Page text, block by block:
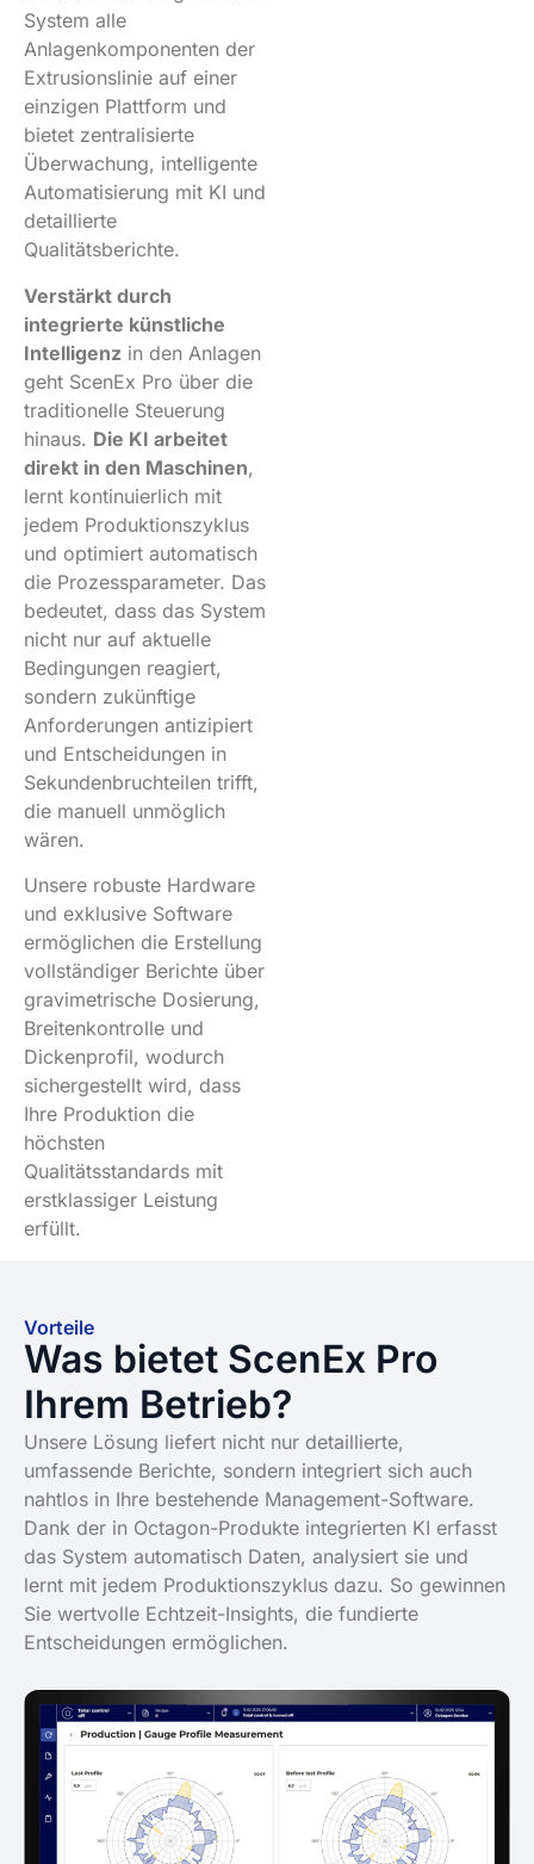
System alle
Anlagenkomponenten der
Extrusionslinie auf einer
einzigen Plattform und
bietet zentralisierte
Überwachung, intelligente
Automatisierung mit KI und
detaillierte
Qualitätsberichte.
Verstärkt durch
integrierte künstliche
Intelligenz in den Anlagen
geht ScenEx Pro über die
traditionelle Steuerung
hinaus. Die KI arbeitet
direkt in den Maschinen,
lernt kontinuierlich mit
jedem Produktionszyklus
und optimiert automatisch
die Prozessparameter. Das
bedeutet, dass das System
nicht nur auf aktuelle
Bedingungen reagiert,
sondern zukünftige
Anforderungen antizipiert
und Entscheidungen in
Sekundenbruchteilen trifft,
die manuell unmöglich
wären.
Unsere robuste Hardware
und exklusive Software
ermöglichen die Erstellung
vollständiger Berichte über
gravimetrische Dosierung,
Breitenkontrolle und
Dickenprofil, wodurch
sichergestellt wird, dass
Ihre Produktion die
höchsten
Qualitätsstandards mit
erstklassiger Leistung
erfüllt.
Vorteile
Was bietet ScenEx Pro
Ihrem Betrieb?
Unsere Lösung liefert nicht nur detaillierte,
umfassende Berichte, sondern integriert sich auch
nahtlos in Ihre bestehende Management-Software.
Dank der in Octagon-Produkte integrierten KI erfasst
das System automatisch Daten, analysiert sie und
lernt mit jedem Produktionszyklus dazu. So gewinnen
Sie wertvolle Echtzeit-Insights, die fundierte
Entscheidungen ermöglichen.